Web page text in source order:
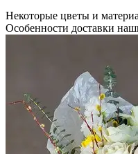
Некоторые цветы и
Особенности доставки